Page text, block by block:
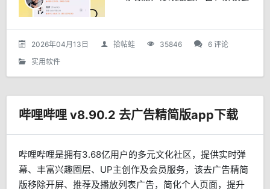
多设备同步。
2026年04月13日 拾帖蛙 35846
6 评论
实用软件
哔哩哔哩 v8.90.2 去广告精简版app下载
哔哩哔哩是拥有3.68亿用户的多元文化社区，提供实时弹
幕、丰富兴趣圈层、UP主创作及会员服务，该去广告精简
版移除开屏、推荐及播放列表广告，简化个人页面，提升